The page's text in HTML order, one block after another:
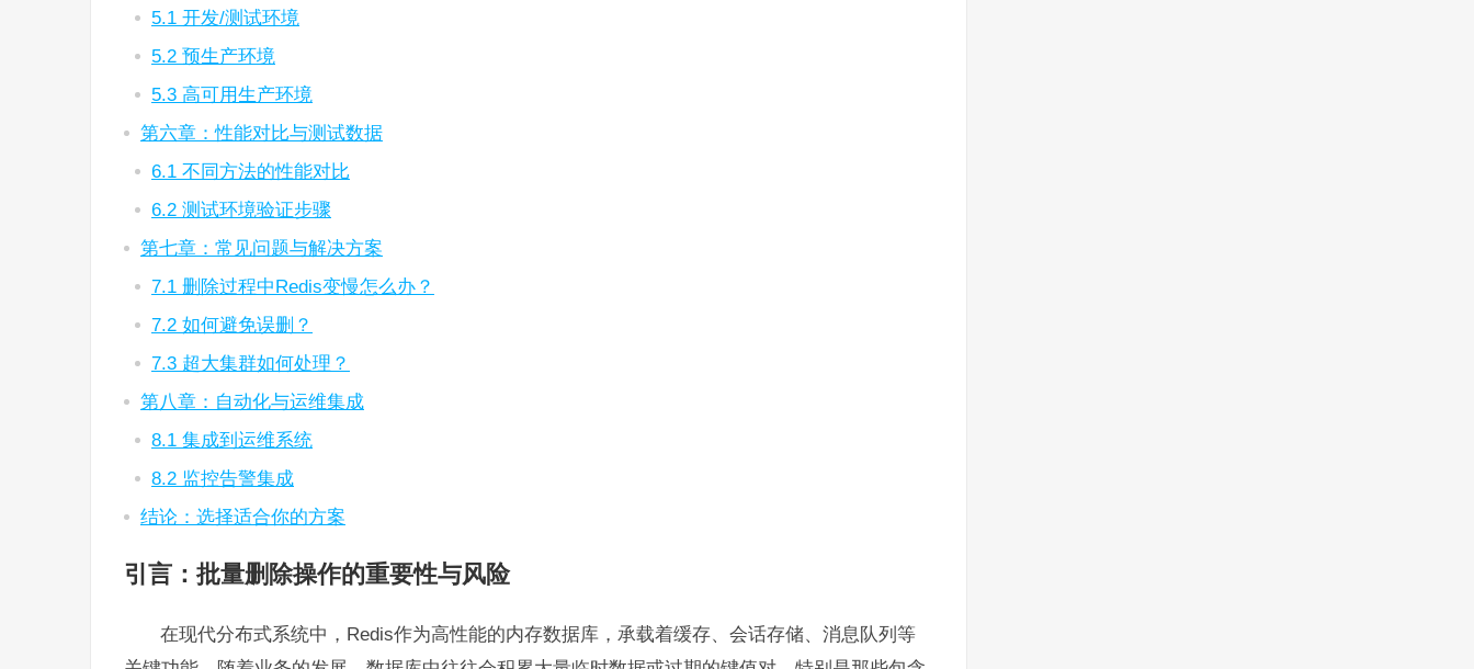
5.1 开发/测试环境
5.2 预生产环境
5.3 高可用生产环境
第六章：性能对比与测试数据
6.1 不同方法的性能对比
6.2 测试环境验证步骤
第七章：常见问题与解决方案
7.1 删除过程中Redis变慢怎么办？
7.2 如何避免误删？
7.3 超大集群如何处理？
第八章：自动化与运维集成
8.1 集成到运维系统
8.2 监控告警集成
结论：选择适合你的方案
引言：批量删除操作的重要性与风险
在现代分布式系统中，Redis作为高性能的内存数据库，承载着缓存、会话存储、消息队列等